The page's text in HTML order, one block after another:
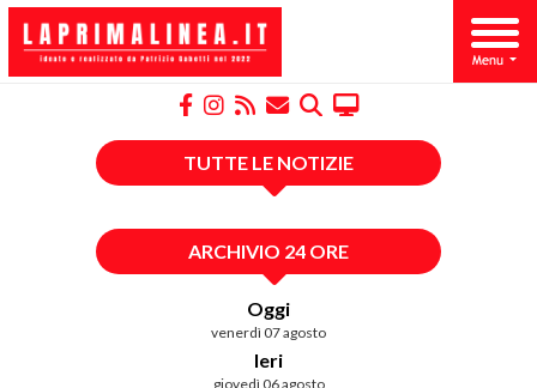
TUTTE LE NOTIZIE
ARCHIVIO 24 ORE
Oggi
venerdì 07 agosto
Ieri
giovedì 06 agosto